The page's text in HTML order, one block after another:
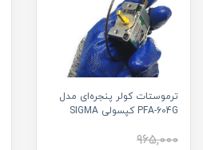
ترموستات کولر پنجره‌ای مدل
PFA-604G کپسولی SIGMA
965,000